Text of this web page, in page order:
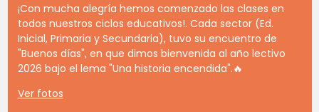
¡Con mucha alegría hemos comenzado las clases en
todos nuestros ciclos educativos!. Cada sector (Ed.
Inicial, Primaria y Secundaria), tuvo su encuentro de
"Buenos días", en que dimos bienvenida al año lectivo
2026 bajo el lema "Una historia encendida".🔥
Ver fotos